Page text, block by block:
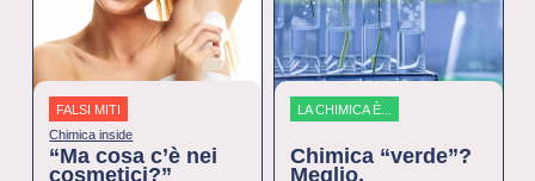
FALSI MITI
Chimica inside
“Ma cosa c’è nei
cosmetici?”
LA CHIMICA È...
Chimica “verde”?
Meglio,